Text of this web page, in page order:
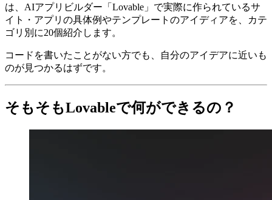
は、AIアプリビルダー「Lovable」で実際に作られているサ
イト・アプリの具体例やテンプレートのアイディアを、カテ
ゴリ別に20個紹介します。
コードを書いたことがない方でも、自分のアイデアに近いも
のが見つかるはずです。
そもそもLovableで何ができるの？